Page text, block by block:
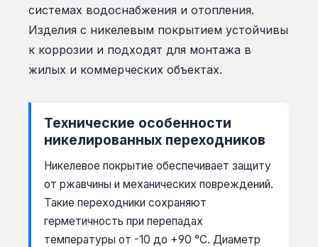
системах водоснабжения и отопления.
Изделия с никелевым покрытием устойчивы
к коррозии и подходят для монтажа в
жилых и коммерческих объектах.
Технические особенности
никелированных переходников
Никелевое покрытие обеспечивает защиту
от ржавчины и механических повреждений.
Такие переходники сохраняют
герметичность при перепадах
температуры от -10 до +90 °C. Диаметр